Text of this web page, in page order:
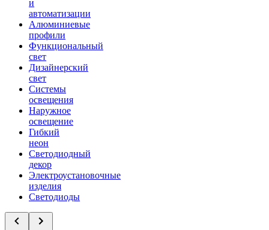
и
автоматизации
Алюминиевые
профили
Функциональный
свет
Дизайнерский
свет
Системы
освещения
Наружное
освещение
Гибкий
неон
Светодиодный
декор
Электроустановочные
изделия
Светодиоды